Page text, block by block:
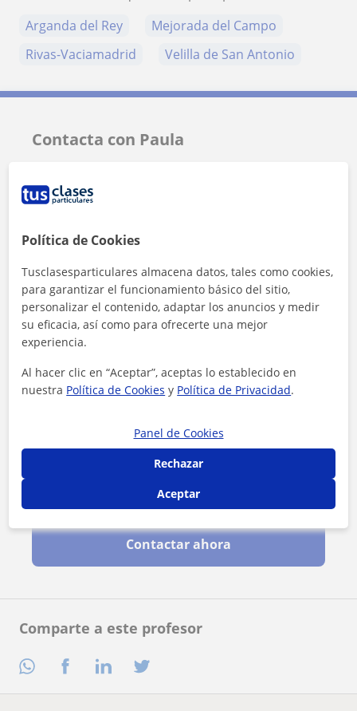
Comparte a este profesor
Arganda del Rey
Mejorada del Campo
Rivas-Vaciamadrid
Velilla de San Antonio
Contacta con Paula
Tarifa
Al hacer clic, aceptas nuestroaviso legal
Contactar ahora
Política de Cookies
Tusclasesparticulares almacena datos, tales como cookies,
para garantizar el funcionamiento básico del sitio,
personalizar el contenido, adaptar los anuncios y medir
su eficacia, así como para ofrecerte una mejor
experiencia.
Al hacer clic en “Aceptar”, aceptas lo establecido en
nuestra Política de Cookies y Política de Privacidad.
Panel de Cookies
Rechazar
Aceptar